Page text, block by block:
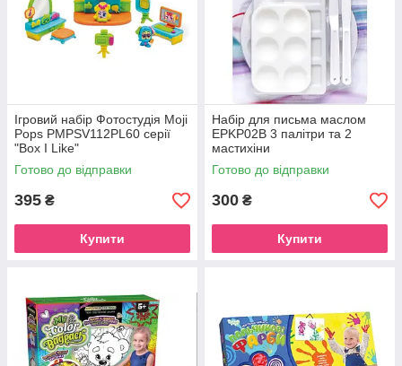
Ігровий набір Фотостудія Moji
Pops PMPSV112PL60 серії
"Box I Like"
Готово до відправки
395 ₴
Купити
Набір для письма маслом
EPKP02B 3 палітри та 2
мастихіни
Готово до відправки
300 ₴
Купити